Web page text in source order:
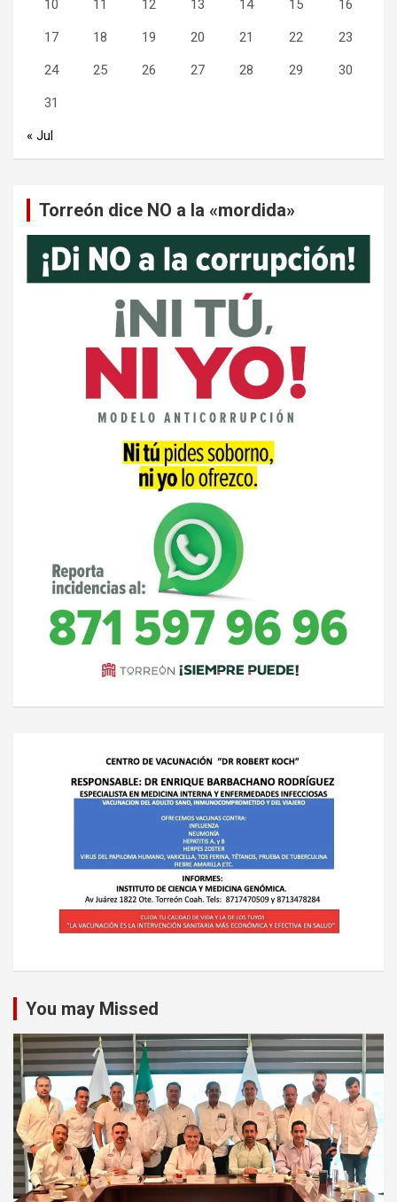
10 11 12 13 14 15 16
17 18 19 20 21 22 23
24 25 26 27 28 29 30
31
« Jul
Torreón dice NO a la «mordida»
You may Missed